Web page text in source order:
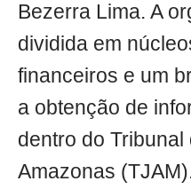
Bezerra Lima. A
dividida em
financeiros e um
a obtenção de
dentro do Tribunal
Amazonas